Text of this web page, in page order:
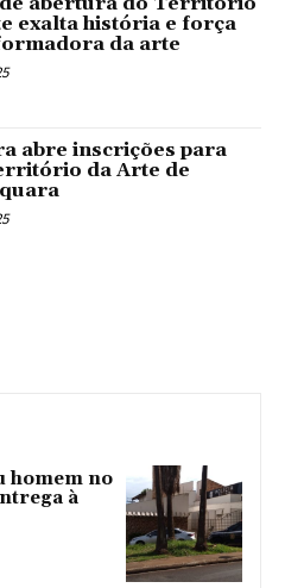
exalta história e força
da arte
abre inscrições para
da Arte de
homem no
à